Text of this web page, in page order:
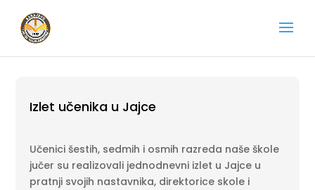
Izlet učenika u Jajce
Učenici šestih, sedmih i osmih razreda naše škole
jučer su realizovali jednodnevni izlet u Jajce u
pratnji svojih nastavnika, direktorice skole i